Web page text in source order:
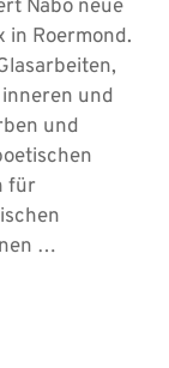
Nabo neue
in Roermond.
und
und
für
…